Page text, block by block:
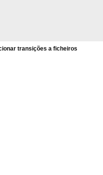
transições a ficheiros